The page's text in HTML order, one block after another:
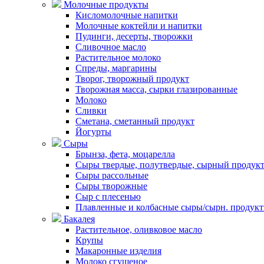
Молочные продукты
Кисломолочные напитки
Молочные коктейли и напитки
Пудинги, десерты, творожки
Сливочное масло
Растительное молоко
Спреды, маргарины
Творог, творожный продукт
Творожная масса, сырки глазированные
Молоко
Сливки
Сметана, сметанный продукт
Йогурты
Сыры
Брынза, фета, моцарелла
Сыры твердые, полутвердые, сырный продукт
Сыры рассольные
Сыры творожные
Сыр с плесенью
Плавленные и колбасные сыры/сырн.
Бакалея
Растительное, оливковое масло
Крупы
Макаронные изделия
Молоко сгущеное